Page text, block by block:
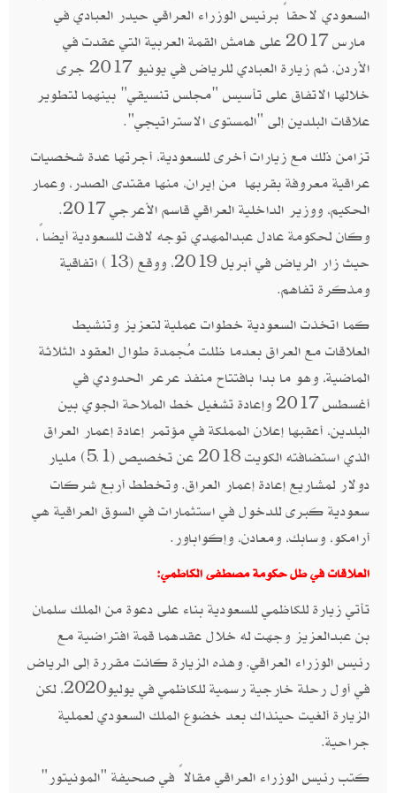
السعودي لاحقاً برئيس الوزراء العراقي حيدر العبادي في
مارس 2017 على هامش القمة العربية التي عقدت في
الأردن. ثم زيارة العبادي للرياض في يونيو 2017 جرى
خلالها الاتفاق على تأسيس "مجلس تنسيقي" بينهما لتطوير
علاقات البلدين إلى "المستوى الاستراتيجي".
تزامن ذلك مع زيارات أخرى للسعودية، أجرتها عدة شخصيات
عراقية معروفة بقربها من إيران، منها مقتدى الصدر، وعمار
الحكيم، ووزير الداخلية العراقي قاسم الأعرجي 2017.
وكان لحكومة عادل عبدالمهدي توجه لافت للسعودية أيضاً،
حيث زار الرياض في أبريل 2019، ووقع (13) اتفاقية
ومذكرة تفاهم.
كما اتخذت السعودية خطوات عملية لتعزيز وتنشيط
العلاقات مع العراق بعدما ظلت مُجمدة طوال العقود الثلاثة
الماضية، وهو ما بدا بافتتاح منفذ عرعر الحدودي في
أغسطس 2017 وإعادة تشغيل خط الملاحة الجوي بين
البلدين، أعقبها إعلان المملكة في مؤتمر إعادة إعمار العراق
الذي استضافته الكويت 2018 عن تخصيص (1
.
5) مليار
دولار لمشاريع إعادة إعمار العراق. وتخطط أربع شركات
سعودية كبرى للدخول في استثمارات في السوق العراقية هي
أرامكو، وسابك، ومعادن، وإكواباور.
العلاقات في ظل حكومة مصطفى الكاظمي:
تأتي زيارة للكاظمي للسعودية بناء على دعوة من الملك سلمان
بن عبدالعزيز وجهت له خلال عقدهما قمة افتراضية مع
رئيس الوزراء العراقي. وهذه الزيارة كانت مقررة إلى الرياض
في أول رحلة خارجية رسمية للكاظمي في يوليو2020، لكن
الزيارة ألغيت حينذاك بعد خضوع الملك السعودي لعملية
جراحية.
كتب رئيس الوزراء العراقي مقالاً في صحيفة "المونيتور"